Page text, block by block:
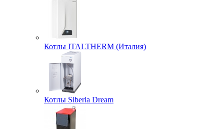
Котлы ITALTHERM (Италия)
Котлы Siberia Dream